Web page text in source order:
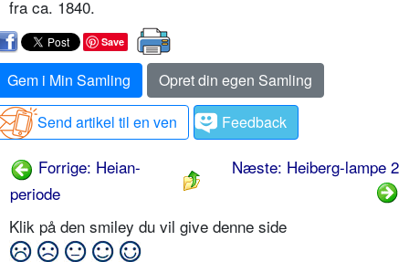
fra ca. 1840.
Save
Gem i Min Samling
Opret din egen Samling
Send artikel til en ven
Feedback
Forrige: Heian-
periode
Næste: Heiberg-lampe 2
Klik på den smiley du vil give denne side